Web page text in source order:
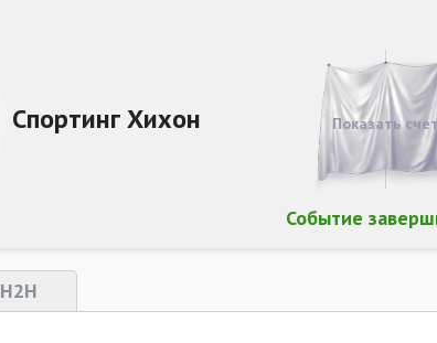
Спортинг Хихон
Событие
Показать счет
H2H